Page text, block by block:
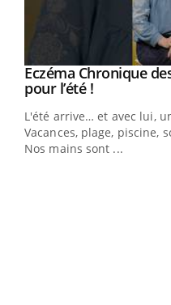
Youtube
Eczéma Chronique
pour l’été !Youtube
L'été arrive… et avec lui,
Vacances, plage, piscine,
Nos mains sont ...